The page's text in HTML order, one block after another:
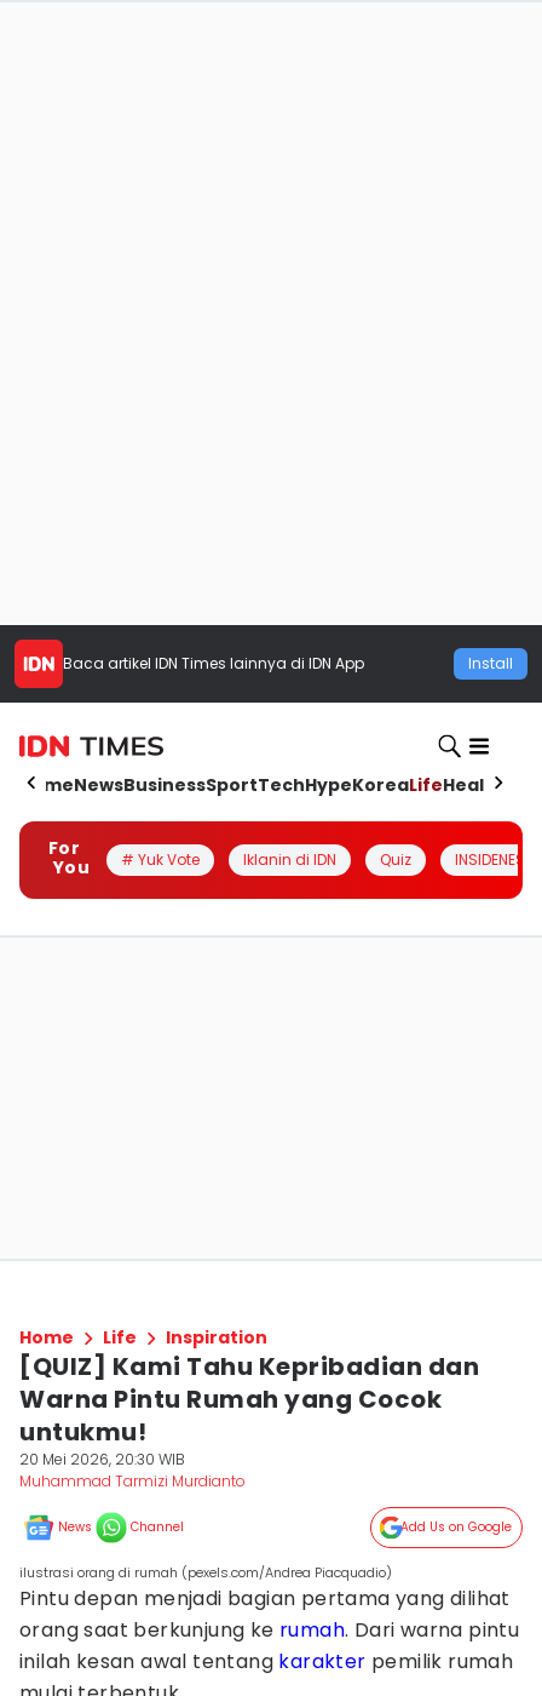
Baca artikel IDN Times lainnya di IDN App Install
HomeNewsBusinessSportTechHypeKoreaLifeHealth
For
You
# Yuk Vote Iklanin di IDN Quiz INSIDENESIA
Home Life Inspiration
[QUIZ] Kami Tahu Kepribadian dan
Warna Pintu Rumah yang Cocok
untukmu!
20 Mei 2026, 20:30 WIB
Muhammad Tarmizi Murdianto
News Channel Add Us on Google
ilustrasi orang di rumah (pexels.com/Andrea Piacquadio)
Pintu depan menjadi bagian pertama yang dilihat
orang saat berkunjung ke rumah. Dari warna pintu
inilah kesan awal tentang karakter pemilik rumah